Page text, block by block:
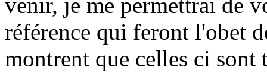
référence qui feront l'obet
montrent que celles ci sont